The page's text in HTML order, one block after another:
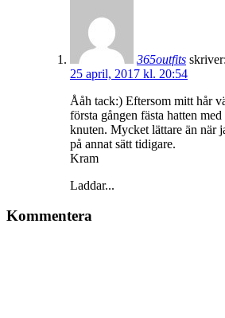
365outfits skriver:
25 april, 2017 kl. 20:54
Ååh tack:) Eftersom mitt hår
första gången fästa hatten
knuten. Mycket lättare än när
på annat sätt tidigare.
Kram
Laddar...
Kommentera